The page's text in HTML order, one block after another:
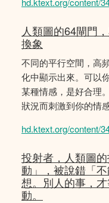
人類圖的64閘門
換象
不同的平行空間，高
化中顯示出來。可以
某種情感，是好合理
狀況而刺激到你的情
hd.ktext.org/content/
投射者，人類圖
動」，被說錯「
想。別人的事，
動。